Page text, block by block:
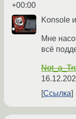
+00:00
Konsole
Мне
всё
Ссылка